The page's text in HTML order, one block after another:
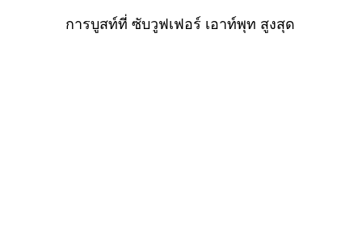
การบูสท์ที่ ซับวูฟเฟอร์ เอาท์พุท สูงสุด